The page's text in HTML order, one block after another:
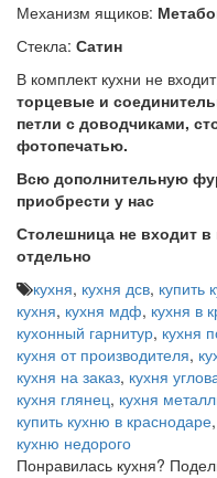
Механизм ящиков:
Стекла: Сатин
В комплект кухни не
торцевые и
петли с доводчиками,
фотопечатью.
Всю дополнительную
приобрести у нас
Столешница не входит в
отдельно
кухня, кухня дсв, купить
кухня, кухня мдф, кухня в
кухонный гарнитур, кухня
кухня от производителя,
кухня на заказ, кухня
кухня глянец, кухня
купить кухню в краснодаре,
кухню недорого
Понравилась кухня?